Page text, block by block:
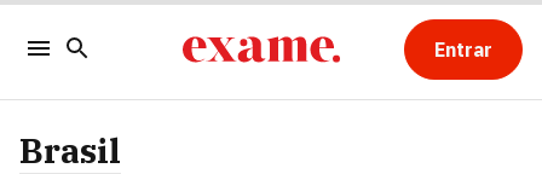
Entrar
Brasil